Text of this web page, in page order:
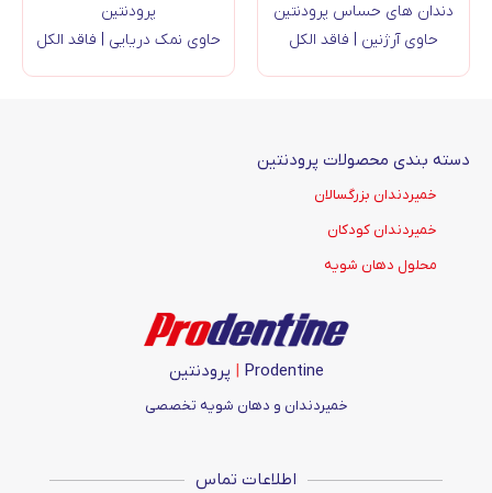
دندان های حساس پرودنتین
حاوی آرژنین | فاقد الکل
پرودنتین
حاوی نمک دریایی | فاقد الکل
دسته بندی محصولات پرودنتین
خمیردندان بزرگسالان
خمیردندان کودکان
محلول دهان شویه
Prodentine
| پرودنتین
خمیردندان و دهان شویه تخصصی
اطلاعات تماس